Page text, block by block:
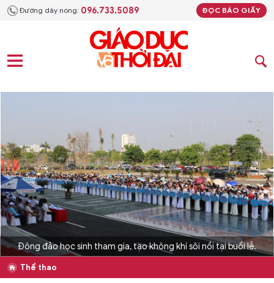
Đường dây nóng: 096.733.5089 ĐỌC BÁO GIẤY
Đông đảo học sinh tham gia, tạo không khí sôi nổi tại buổi lễ.
Thể thao